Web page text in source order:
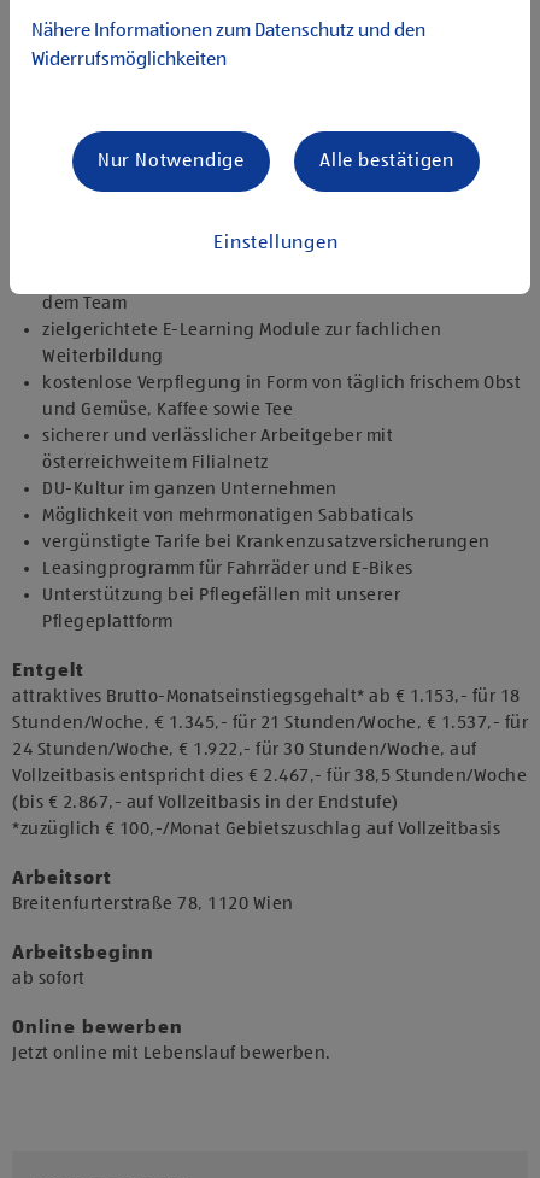
zuverlässige und organisierte Arbeitsweise zur
Angebote, die mich überzeugen
attraktive Teilzeitoptionen
vielseitiges und verantwortungsvolles Tätigkeitsfeld
dem Team
zielgerichtete E-Learning Module zur fachlichen
Weiterbildung
kostenlose Verpflegung in Form von täglich frischem Obst
und Gemüse, Kaffee sowie Tee
sicherer und verlässlicher Arbeitgeber mit
österreichweitem Filialnetz
DU-Kultur im ganzen Unternehmen
Möglichkeit von mehrmonatigen Sabbaticals
vergünstigte Tarife bei Krankenzusatzversicherungen
Leasingprogramm für Fahrräder und E-Bikes
Unterstützung bei Pflegefällen mit unserer
Pflegeplattform
Entgelt
attraktives Brutto-Monatseinstiegsgehalt* ab € 1.153,- für 18
Stunden/Woche, € 1.345,- für 21 Stunden/Woche, € 1.537,- für
24 Stunden/Woche, € 1.922,- für 30 Stunden/Woche, auf
Vollzeitbasis entspricht dies € 2.467,- für 38,5 Stunden/Woche
(bis € 2.867,- auf Vollzeitbasis in der Endstufe)
*zuzüglich € 100,-/Monat Gebietszuschlag auf Vollzeitbasis
Arbeitsort
​Breitenfurterstraße 78, 1120 Wien​
Arbeitsbeginn
​ab sofort​
Online bewerben
Jetzt online mit Lebenslauf bewerben.
Nähere Informationen zum Datenschutz und den
Widerrufsmöglichkeiten
Einstellungen
Nur Notwendige Alle bestätigen